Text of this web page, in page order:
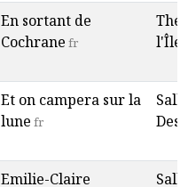
En sortant de
Cochrane fr
l'Île
Et on campera sur la
lune fr
Emilie-Claire